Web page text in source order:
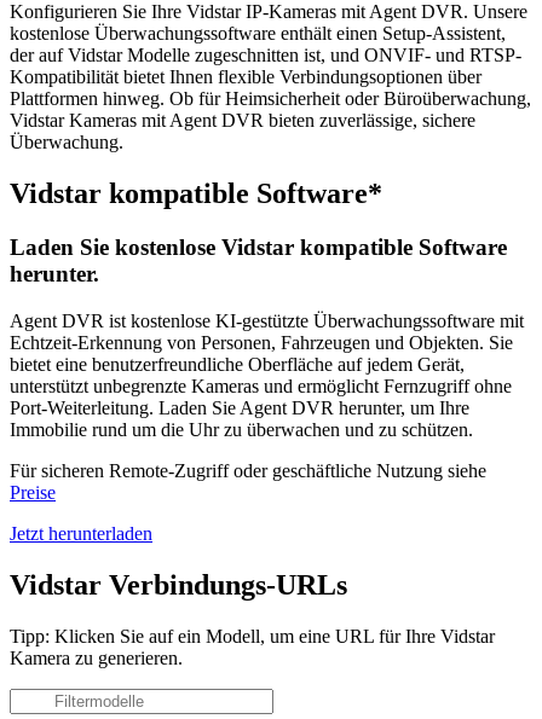
Konfigurieren Sie Ihre Vidstar IP-Kameras mit Agent DVR. Unsere
kostenlose Überwachungssoftware enthält einen Setup-Assistent,
der auf Vidstar Modelle zugeschnitten ist, und ONVIF- und RTSP-
Kompatibilität bietet Ihnen flexible Verbindungsoptionen über
Plattformen hinweg. Ob für Heimsicherheit oder Büroüberwachung,
Vidstar Kameras mit Agent DVR bieten zuverlässige, sichere
Überwachung.
Vidstar kompatible Software*
Laden Sie kostenlose Vidstar kompatible Software
herunter.
Agent DVR ist kostenlose KI-gestützte Überwachungssoftware mit
Echtzeit-Erkennung von Personen, Fahrzeugen und Objekten. Sie
bietet eine benutzerfreundliche Oberfläche auf jedem Gerät,
unterstützt unbegrenzte Kameras und ermöglicht Fernzugriff ohne
Port-Weiterleitung. Laden Sie Agent DVR herunter, um Ihre
Immobilie rund um die Uhr zu überwachen und zu schützen.
Für sicheren Remote-Zugriff oder geschäftliche Nutzung siehe
Preise
Jetzt herunterladen
Vidstar Verbindungs-URLs
Tipp: Klicken Sie auf ein Modell, um eine URL für Ihre Vidstar
Kamera zu generieren.